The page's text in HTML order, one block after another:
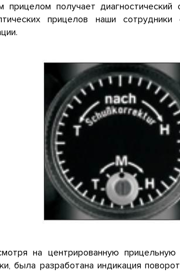
прицелом получает
прицелов наши
на центрированную
была разработана индикация